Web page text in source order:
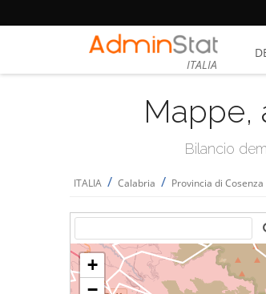
ITALIA
Mappe,
Bilancio
ITALIA / Calabria / Provincia di Cosenza